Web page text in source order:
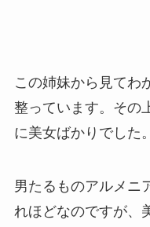
この姉妹から見てわ
整っています。その
に美女ばかりでした。
男たるものアルメニ
れほどなのですが、